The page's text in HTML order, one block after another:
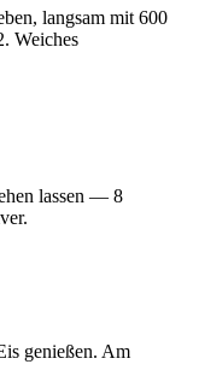
langsam mit 600
Weiches
lassen — 8
genießen. Am